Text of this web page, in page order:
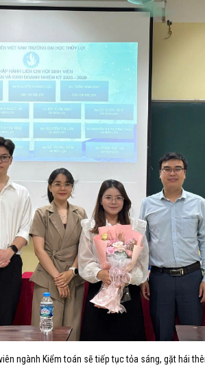
ngành Kiểm toán sẽ tiếp tục tỏa sáng, gặt hái